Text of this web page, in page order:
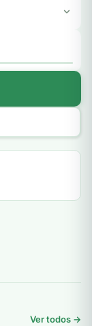
Ver todos →